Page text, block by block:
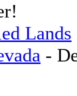
Lands
-